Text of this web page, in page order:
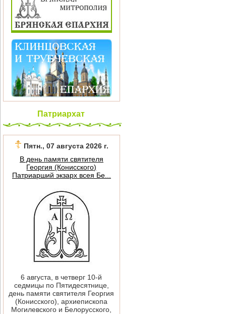
Патриархат
Пятн., 07 августа 2026 г.
В день памяти святителя
Георгия (Конисского)
Патриарший экзарх всея Бе...
6 августа, в четверг 10-й
седмицы по Пятидесятнице,
день памяти святителя Георгия
(Конисского), архиепископа
Могилевского и Белорусского,